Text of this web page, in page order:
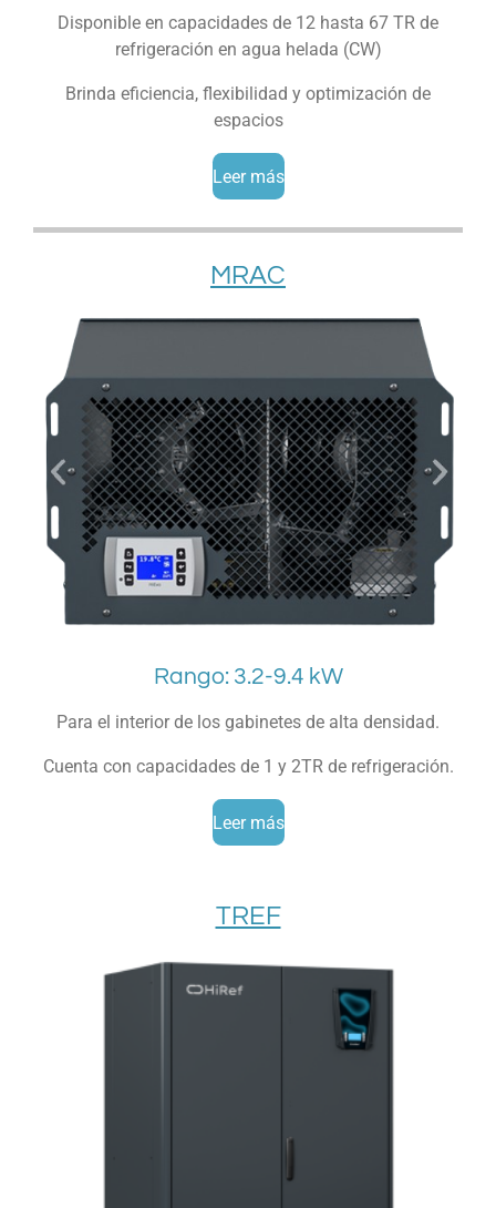
Disponible en capacidades de 12 hasta 67 TR de
refrigeración en agua helada (CW)
Brinda eficiencia, flexibilidad y optimización de
espacios
Leer más
MRAC
Rango: 3.2-9.4 kW
Para el interior de los gabinetes de alta densidad.
Cuenta con capacidades de 1 y 2TR de refrigeración.
Leer más
TREF